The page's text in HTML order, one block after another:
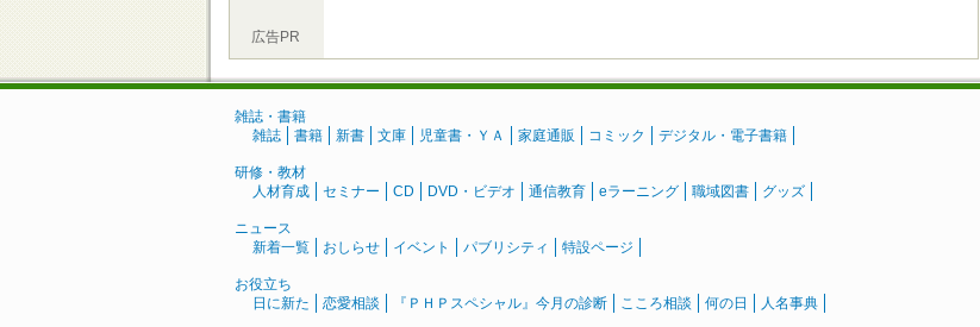
広告PR
雑誌・書籍
雑誌
書籍 新書 文庫 児童書・ＹＡ 家庭通販 コミック デジタル・電子書籍
研修・教材
人材育成
セミナー CD DVD・ビデオ 通信教育 eラーニング 職域図書 グッズ
ニュース
新着一覧
おしらせ イベント パブリシティ 特設ページ
お役立ち
日に新た
恋愛相談 『ＰＨＰスペシャル』今月の診断 こころ相談 何の日 人名事典